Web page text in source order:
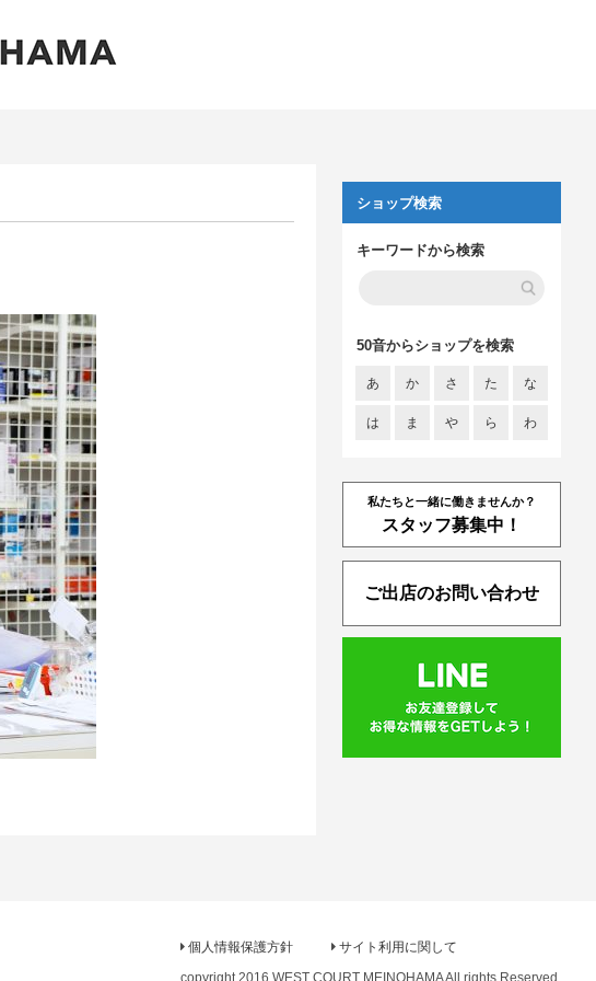
ショップ検索
キーワードから検索
50音からショップを検索
あ か さ た な
は ま や ら わ
私たちと一緒に働きませんか？
スタッフ募集中！
ご出店のお問い合わせ
個人情報保護方針
サイト利用に関して
copyright 2016 WEST COURT MEINOHAMA All rights Reserved.